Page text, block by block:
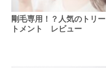
剛毛専用！？人気のトリー
トメント レビュー